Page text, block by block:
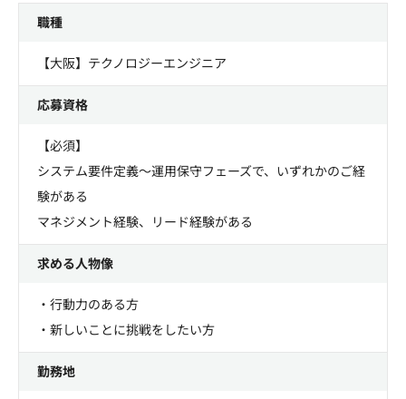
職種
【大阪】テクノロジーエンジニア
応募資格
【必須】
システム要件定義～運用保守フェーズで、いずれかのご経
験がある
マネジメント経験、リード経験がある
求める人物像
・行動力のある方
・新しいことに挑戦をしたい方
勤務地